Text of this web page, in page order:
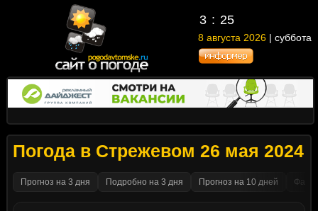
3 25
8 августа 2026 | суббота
Погода в Стрежевом 26 мая 2024
Прогноз на 3 дня Подробно на 3 дня Прогноз на 10 дней